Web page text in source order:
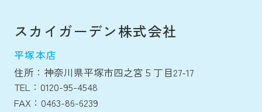
スカイガーデン株式会社
平塚本店
住所：神奈川県平塚市四之宮５丁目27-17
TEL：0120-95-4548
FAX：0463-86-6239